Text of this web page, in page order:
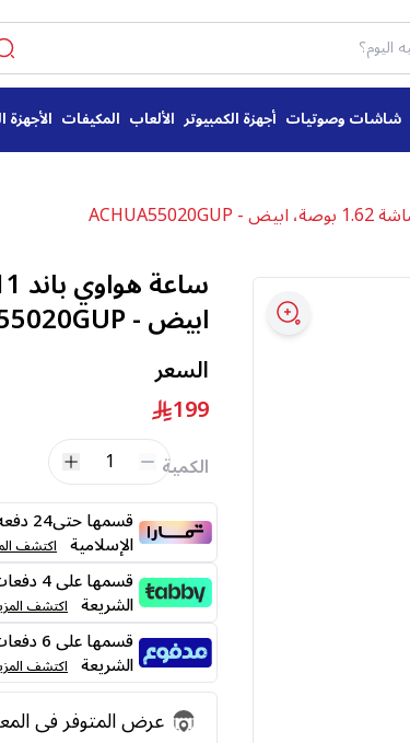
شاشات وصوتيات أجهزة الكمبيوتر الألعاب المكيفات الأجهزة
ابيض - ACHUA55020GUP
السعر
199
الكمية 1
الإسلامية اكتشف
الشريعة اكتشف
الشريعة اكتشف
عرض المتوفر فى